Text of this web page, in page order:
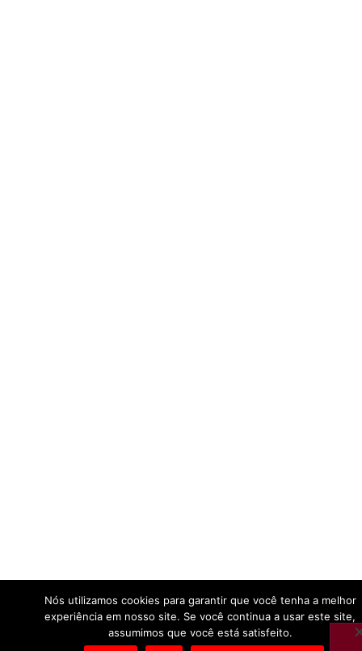
Nós utilizamos cookies para garantir que você tenha a melhor
experiência em nosso site. Se você continua a usar este site,
assumimos que você está satisfeito.